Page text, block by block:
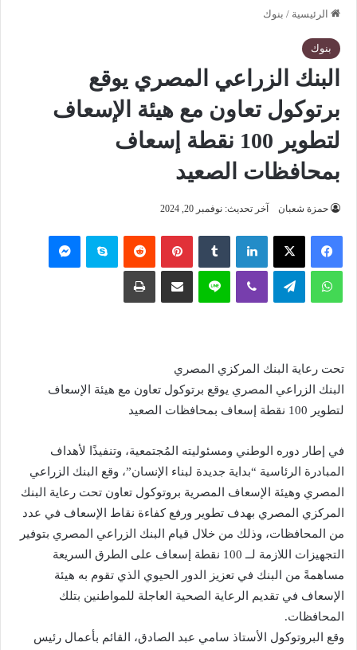
الرئيسية / بنوك
بنوك
البنك الزراعي المصري يوقع
برتوكول تعاون مع هيئة الإسعاف
لتطوير 100 نقطة إسعاف
بمحافظات الصعيد
حمزة شعبان آخر تحديث: نوفمبر 20, 2024
فيسبوك ‫X لينكدإن بينتيريست سكايب
واتساب تيلقرام لاين
تحت رعاية البنك المركزي المصري
البنك الزراعي المصري يوقع برتوكول تعاون مع هيئة الإسعاف
لتطوير 100 نقطة إسعاف بمحافظات الصعيد
في إطار دوره الوطني ومسئوليته المُجتمعية، وتنفيذًا لأهداف
المبادرة الرئاسية “بداية جديدة لبناء الإنسان”، وقع البنك الزراعي
المصري وهيئة الإسعاف المصرية بروتوكول تعاون تحت رعاية البنك
المركزي المصري بهدف تطوير ورفع كفاءة نقاط الإسعاف في عدد
من المحافظات، وذلك من خلال قيام البنك الزراعي المصري بتوفير
التجهيزات اللازمة لــ 100 نقطة إسعاف على الطرق السريعة
مساهمةً من البنك في تعزيز الدور الحيوي الذي تقوم به هيئة
الإسعاف في تقديم الرعاية الصحية العاجلة للمواطنين بتلك
المحافظات.
وقع البروتوكول الأستاذ سامي عبد الصادق، القائم بأعمال رئيس